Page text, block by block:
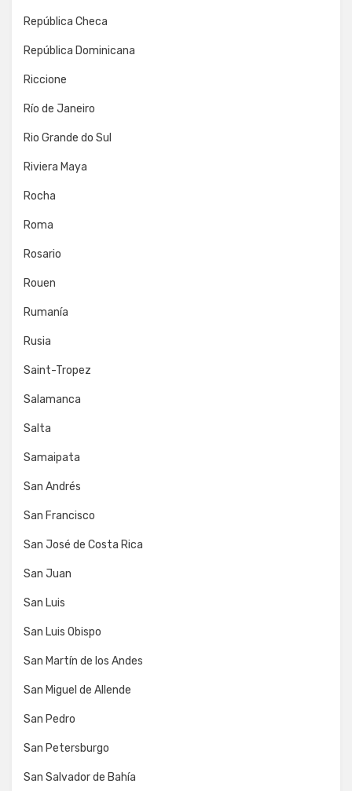
República Checa
República Dominicana
Riccione
Río de Janeiro
Rio Grande do Sul
Riviera Maya
Rocha
Roma
Rosario
Rouen
Rumanía
Rusia
Saint-Tropez
Salamanca
Salta
Samaipata
San Andrés
San Francisco
San José de Costa Rica
San Juan
San Luis
San Luis Obispo
San Martín de los Andes
San Miguel de Allende
San Pedro
San Petersburgo
San Salvador de Bahía